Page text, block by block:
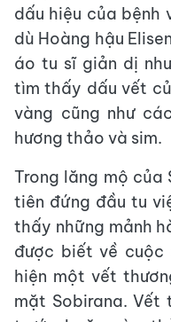
dấu hiệu của bệnh
dù Hoàng hậu
áo tu sĩ giản dị
tìm thấy dấu vết
vàng cũng như
hương thảo và sim.
Trong lăng mộ của
tiên đứng đầu tu
thấy những mảnh
được biết về
hiện một vết
mặt Sobirana. Vết